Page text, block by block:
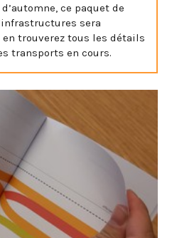
ce paquet de
sera
en trouverez tous les détails
transports en cours.